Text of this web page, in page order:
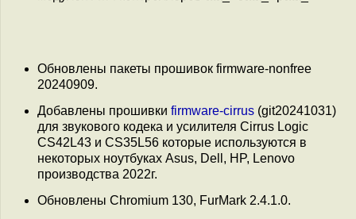
Обновлены пакеты прошивок firmware-nonfree
20240909.
Добавлены прошивки firmware-cirrus (git20241031)
для звукового кодека и усилителя Cirrus Logic
CS42L43 и CS35L56 которые используются в
некоторых ноутбуках Asus, Dell, HP, Lenovo
производства 2022г.
Обновлены Chromium 130, FurMark 2.4.1.0.